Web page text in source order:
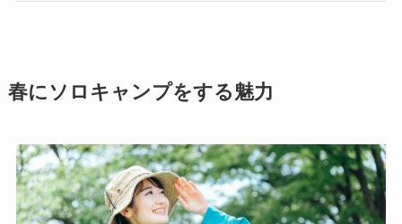
春にソロキャンプをする魅力